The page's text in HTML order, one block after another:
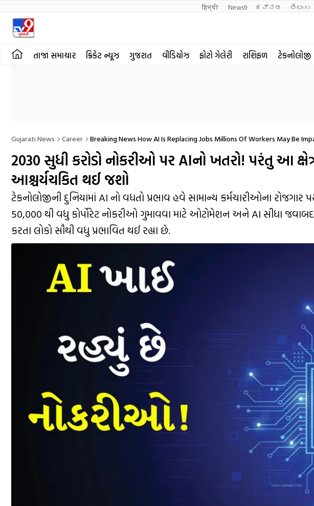
हिन्दी News9 ಕನ್ನಡ తెలుగు
તાજા સમાચાર ક્રિકેટ ન્યૂઝ ગુજરાત વીડિયોઝ ફોટો ગેલેરી રાશિફળ ટેકનોલોજી
Gujarati News Career Breaking News How AI Is Replacing Jobs Millions Of Workers May Be
2030 સુધી કરોડો નોકરીઓ પર AIનો ખતરો! પરંતુ આ
આશ્ચર્યચકિત થઈ જશો
ટેકનોલોજીની દુનિયામાં AI નો વધતો પ્રભાવ હવે સામાન્ય કર્મચારીઓના
50,000 થી વધુ કોર્પોરેટ નોકરીઓ ગુમાવવા માટે ઓટોમેશન અને AI સીધા
કરતા લોકો સૌથી વધુ પ્રભાવિત થઈ રહ્યા છે.